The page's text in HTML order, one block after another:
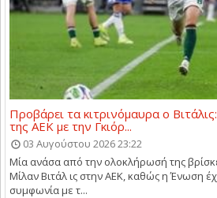
Προβάρει τα κιτρινόμαυρα ο
της ΑΕΚ με την Γκιόρ...
03 Αυγούστου 2026 23:22
Μία ανάσα από την ολοκλήρωσή της
Μίλαν Βιτάλ ις στην ΑΕΚ, καθώς η Ένωση
συμφωνία με τ...